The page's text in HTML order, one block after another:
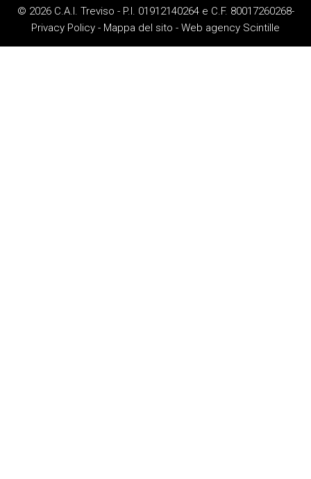
© 2026 C.A.I. Treviso - P.I. 01912140264 e C.F. 80017260268-
Privacy Policy - Mappa del sito - Web agency Scintille